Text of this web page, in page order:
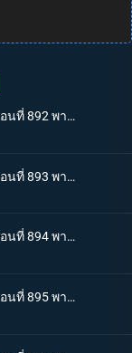
One piece วันพีช ตอนที่ 892 พากย์ไทย แคว้นวาโนะคุนิ! สู่แคว้นแห่งซามูไร
One piece วันพีช ตอนที่ 893 พากย์ไทย โอทามะปรากฏตัว ลูฟี่ vs ทหารไคโด!
One piece วันพีช ตอนที่ 894 พากย์ไทย จะต้องมาแน่ๆ ตำนานเอสที่แคว้นวาโนะ!
One piece วันพีช ตอนที่ 895 พากย์ไทย ตอนพิเศษ! นักล่าค่าหัวสุดแกร่ง ซีดอล